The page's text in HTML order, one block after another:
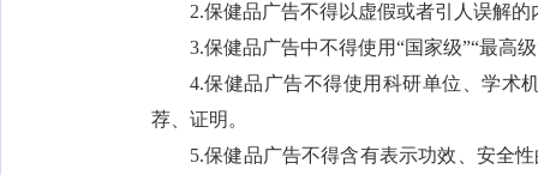
2.保健品广告不得以虚假或者引人误解
3.保健品广告中不得使用“国家级”“最高
4.保健品广告不得使用科研单位、学术
荐、证明。
5.保健品广告不得含有表示功效、安全